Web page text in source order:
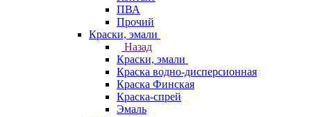
ПВА
Прочий
Краски, эмали
Назад
Краски, эмали
Краска водно-дисперсионная
Краска Финская
Краска-спрей
Эмаль